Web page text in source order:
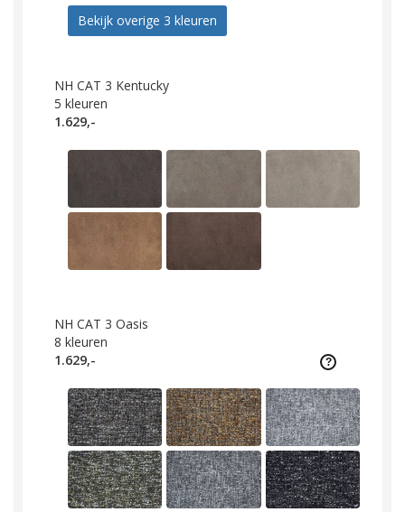
Bekijk overige 3 kleuren
NH CAT 3 Kentucky
5 kleuren
1.629,-
NH CAT 3 Oasis
8 kleuren
1.629,-